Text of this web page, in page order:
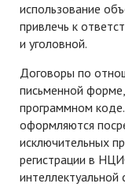
использование
привлечь к
и уголовной.
Договоры по
письменной
программном
оформляются
исключительных
регистрации в
интеллектуальной